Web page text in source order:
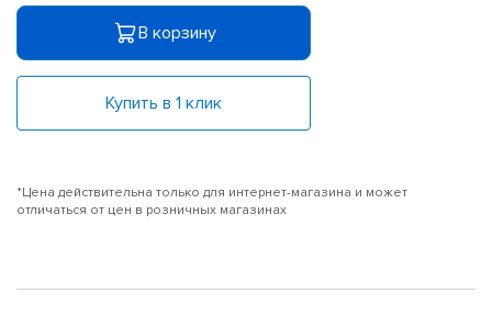
В корзину
Купить в 1 клик
*Цена действительна только для интернет-магазина и может
отличаться от цен в розничных магазинах